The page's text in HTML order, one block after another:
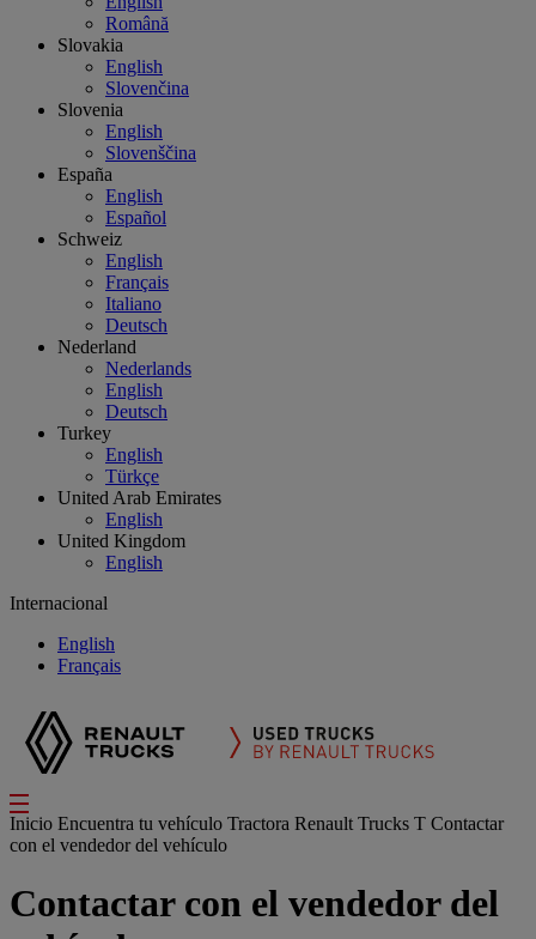
Română
Slovakia
English
Slovenčina
Slovenia
English
Slovenščina
España
English
Español
Schweiz
English
Français
Italiano
Deutsch
Nederland
Nederlands
English
Deutsch
Turkey
English
Türkçe
United Arab Emirates
English
United Kingdom
English
Internacional
English
Français
Inicio Encuentra tu vehículo Tractora Renault Trucks T Contactar
con el vendedor del vehículo
Contactar con el vendedor del